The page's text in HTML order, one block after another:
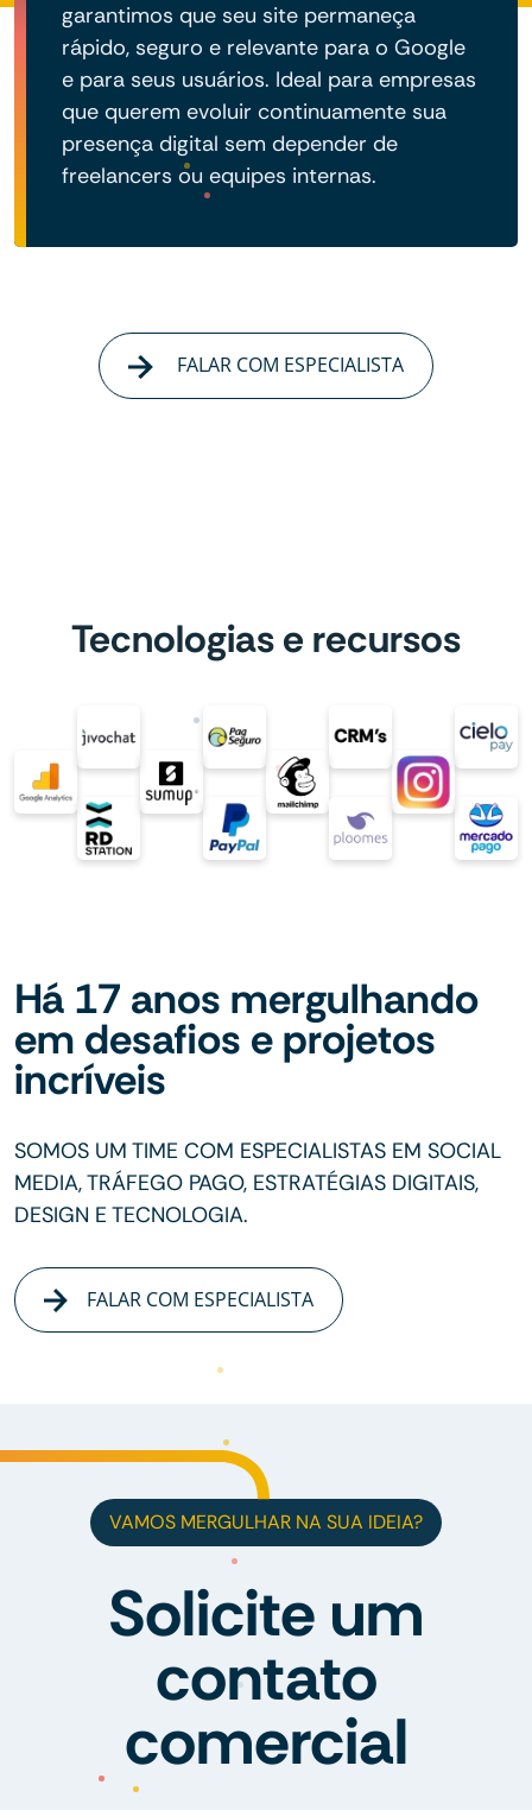
garantimos que seu site permaneça
rápido, seguro e relevante para o Google
e para seus usuários. Ideal para empresas
que querem evoluir continuamente sua
presença digital sem depender de
freelancers ou equipes internas.
FALAR COM ESPECIALISTA
Tecnologias e recursos
Há 17 anos mergulhando
em desafios e projetos
incríveis
SOMOS UM TIME COM ESPECIALISTAS EM SOCIAL
MEDIA, TRÁFEGO PAGO, ESTRATÉGIAS DIGITAIS,
DESIGN E TECNOLOGIA.
FALAR COM ESPECIALISTA
VAMOS MERGULHAR NA SUA IDEIA?
Solicite um
contato
comercial